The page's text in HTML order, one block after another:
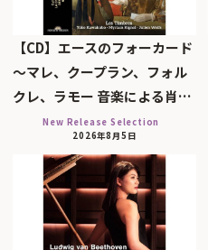
【CD】エースのフォーカード
～マレ、クープラン、フォル
クレ、ラモー 音楽による肖…
New Release Selection
2026年8月5日